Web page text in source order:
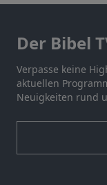
Der Bibel
Verpasse keine
aktuellen
Neuigkeiten rund